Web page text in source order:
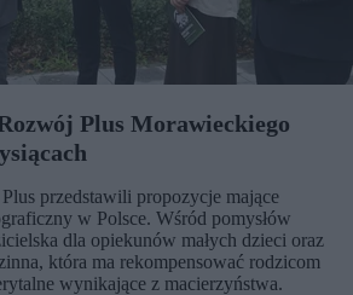
Plus Morawieckiego
przedstawili propozycje mające
w Polsce. Wśród pomysłów
dla opiekunów małych dzieci oraz
która ma rekompensować rodzicom
wynikające z macierzyństwa.